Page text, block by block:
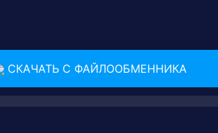
СКАЧАТЬ С ФАЙЛООБМЕННИКА